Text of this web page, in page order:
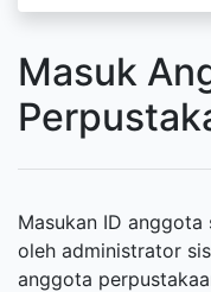
Masuk
Masukan ID
oleh administrator
anggota